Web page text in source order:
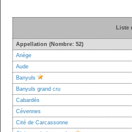
Liste
Appellation (Nombre: 52)
Ariège
Aude
Banyuls
Banyuls grand cru
Cabardès
Cévennes
Cité de Carcassonne